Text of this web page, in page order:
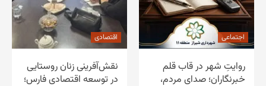
اجتماعی
روایتِ شهر در قاب قلم
خبرنگاران؛ صدای مردم،
اقتصادی
نقش‌آفرینی زنان روستایی
در توسعه اقتصادی فارس؛